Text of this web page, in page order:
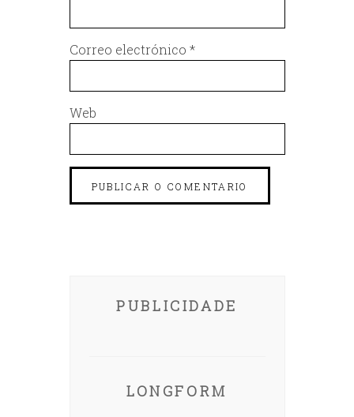
Correo electrónico *
Web
PUBLICIDADE
LONGFORM